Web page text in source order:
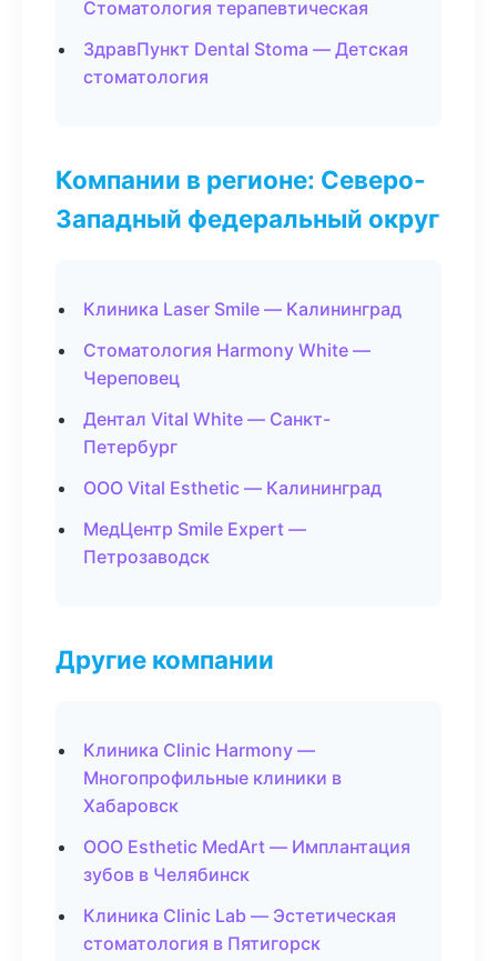
Стоматология терапевтическая
ЗдравПункт Dental Stoma — Детская
стоматология
Компании в регионе: Северо-
Западный федеральный округ
Клиника Laser Smile — Калининград
Стоматология Harmony White —
Череповец
Дентал Vital White — Санкт-
Петербург
ООО Vital Esthetic — Калининград
МедЦентр Smile Expert —
Петрозаводск
Другие компании
Клиника Clinic Harmony —
Многопрофильные клиники в
Хабаровск
ООО Esthetic MedArt — Имплантация
зубов в Челябинск
Клиника Clinic Lab — Эстетическая
стоматология в Пятигорск